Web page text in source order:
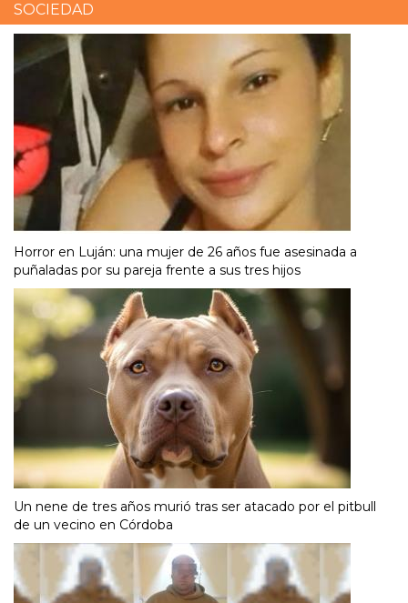
SOCIEDAD
Horror en Luján: una mujer de 26 años fue asesinada a
puñaladas por su pareja frente a sus tres hijos
Un nene de tres años murió tras ser atacado por el pitbull
de un vecino en Córdoba